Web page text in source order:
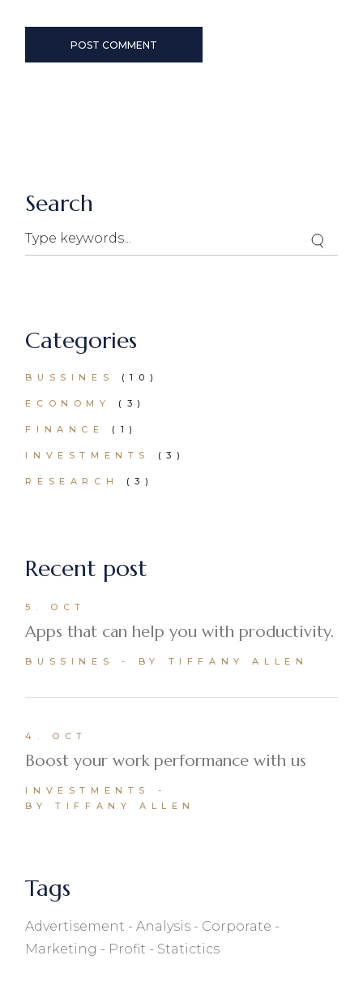
POST COMMENT
Search
Categories
BUSSINES (10)
ECONOMY (3)
FINANCE (1)
INVESTMENTS (3)
RESEARCH (3)
Recent post
5. OCT
Apps that can help you with productivity.
BUSSINES BY TIFFANY ALLEN
4. OCT
Boost your work performance with us
INVESTMENTS
BY TIFFANY ALLEN
Tags
Advertisement Analysis
Corporate
Marketing
Profit Statictics